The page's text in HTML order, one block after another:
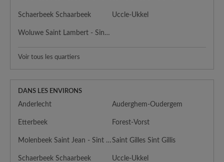
Schaerbeek Schaarbeek Uccle-Ukkel
Woluwe Saint Lambert - Sint Lambrechts Woluwe
Voir tous les quartiers
DANS LES ENVIRONS
Anderlecht Auderghem-Oudergem
Etterbeek Forest-Vorst
Molenbeek Saint Jean - Sint Jans MolenbeekSaint Gilles Sint Gillis
Schaerbeek Schaarbeek Uccle-Ukkel